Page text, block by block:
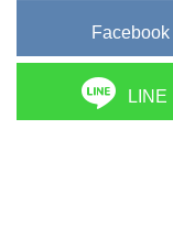
Facebook
LINE